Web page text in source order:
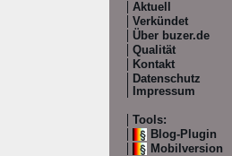
Aktuell
Verkündet
Über buzer.de
Qualität
Kontakt
Datenschutz
Impressum
Tools:
Blog-Plugin
Mobilversion